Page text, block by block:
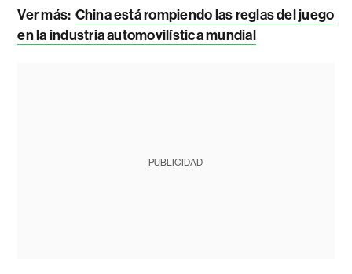
Ver más: China está rompiendo las reglas del juego
en la industria automovilística mundial
PUBLICIDAD